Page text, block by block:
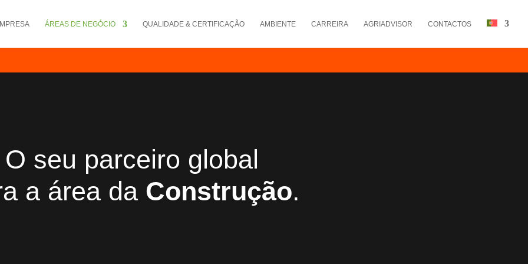
ÁREAS DE NEGÓCIO QUALIDADE & CERTIFICAÇÃO AMBIENTE CARREIRA AGRIADVISOR CONTACTOS
O seu parceiro global
a área da Construção.